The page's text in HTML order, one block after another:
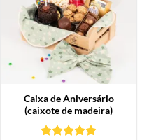
Caixa deAniversário
(caixote de madeira)